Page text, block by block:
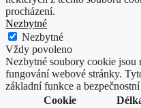
procházení.
Nezbytné
Nezbytné
Vždy povoleno
Nezbytné soubory cookie jsou
fungování webové stránky.
základní funkce a
Cookie